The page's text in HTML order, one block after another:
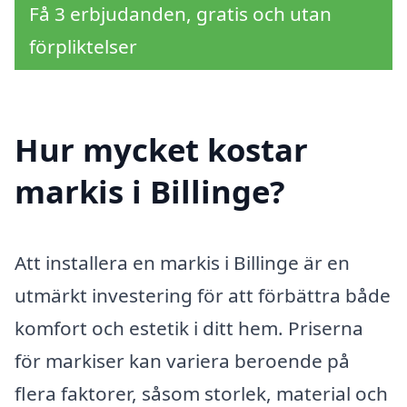
Få 3 erbjudanden, gratis och utan
förpliktelser
Hur mycket kostar
markis i Billinge?
Att installera en markis i Billinge är en
utmärkt investering för att förbättra både
komfort och estetik i ditt hem. Priserna
för markiser kan variera beroende på
flera faktorer, såsom storlek, material och